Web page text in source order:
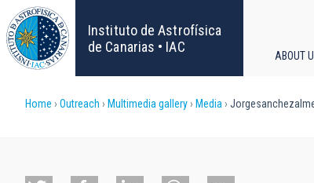
Skip
to
main
content
Instituto de Astrofísica
de Canarias • IAC
ABOUT
Breadcrumb
Home Outreach Multimedia gallery Media